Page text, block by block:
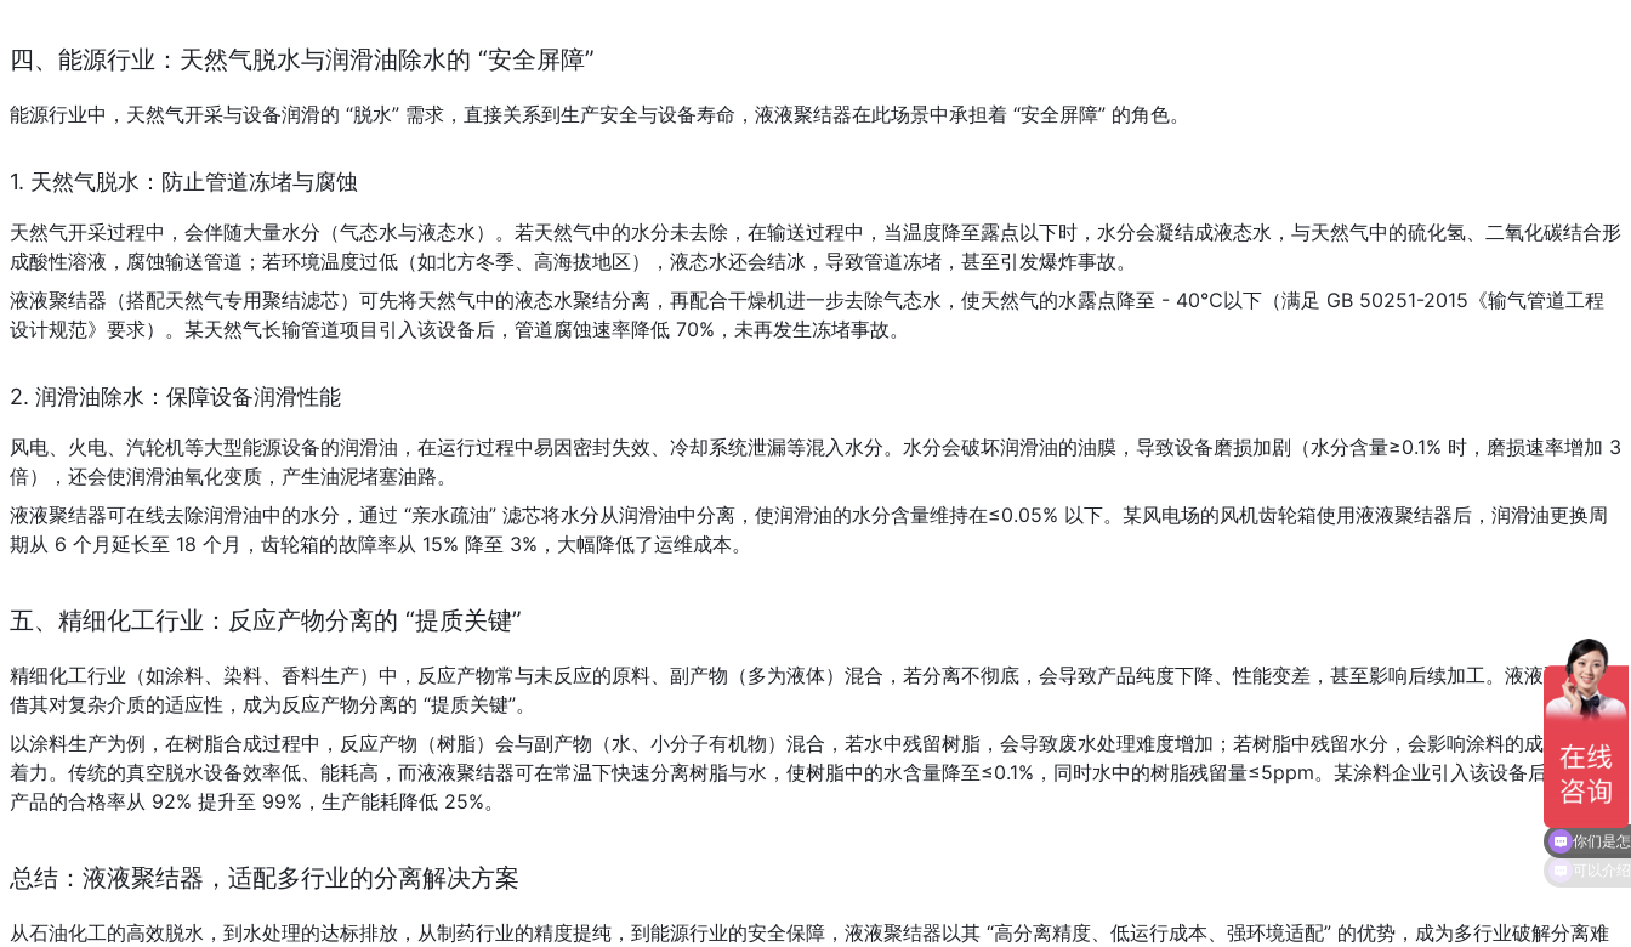
四、能源行业：天然气脱水与润滑油除水的 “安全屏障”
能源行业中，天然气开采与设备润滑的 “脱水” 需求，直接关系到生产安全与设备寿命，液液聚结器在此场景中承担着 “安全屏障” 的角色。
1. 天然气脱水：防止管道冻堵与腐蚀
天然气开采过程中，会伴随大量水分（气态水与液态水）。若天然气中的水分未去除，在输送过程中，当温度降至露点以下时，水分会凝结成液态水，与天然气中的硫化氢、二氧化碳结合形
成酸性溶液，腐蚀输送管道；若环境温度过低（如北方冬季、高海拔地区），液态水还会结冰，导致管道冻堵，甚至引发爆炸事故。
液液聚结器（搭配天然气专用聚结滤芯）可先将天然气中的液态水聚结分离，再配合干燥机进一步去除气态水，使天然气的水露点降至 - 40℃以下（满足 GB 50251-2015《输气管道工程
设计规范》要求）。某天然气长输管道项目引入该设备后，管道腐蚀速率降低 70%，未再发生冻堵事故。
2. 润滑油除水：保障设备润滑性能
风电、火电、汽轮机等大型能源设备的润滑油，在运行过程中易因密封失效、冷却系统泄漏等混入水分。水分会破坏润滑油的油膜，导致设备磨损加剧（水分含量≥0.1% 时，磨损速率增加 3
倍），还会使润滑油氧化变质，产生油泥堵塞油路。
液液聚结器可在线去除润滑油中的水分，通过 “亲水疏油” 滤芯将水分从润滑油中分离，使润滑油的水分含量维持在≤0.05% 以下。某风电场的风机齿轮箱使用液液聚结器后，润滑油更换周
期从 6 个月延长至 18 个月，齿轮箱的故障率从 15% 降至 3%，大幅降低了运维成本。
五、精细化工行业：反应产物分离的 “提质关键”
精细化工行业（如涂料、染料、香料生产）中，反应产物常与未反应的原料、副产物（多为液体）混合，若分离不彻底，会导致产品纯度下降、性能变差，甚至影响后续加工。液液聚结器凭
借其对复杂介质的适应性，成为反应产物分离的 “提质关键”。
以涂料生产为例，在树脂合成过程中，反应产物（树脂）会与副产物（水、小分子有机物）混合，若水中残留树脂，会导致废水处理难度增加；若树脂中残留水分，会影响涂料的成膜性与附
着力。传统的真空脱水设备效率低、能耗高，而液液聚结器可在常温下快速分离树脂与水，使树脂中的水含量降至≤0.1%，同时水中的树脂残留量≤5ppm。某涂料企业引入该设备后，树脂
产品的合格率从 92% 提升至 99%，生产能耗降低 25%。
总结：液液聚结器，适配多行业的分离解决方案
从石油化工的高效脱水，到水处理的达标排放，从制药行业的精度提纯，到能源行业的安全保障，液液聚结器以其 “高分离精度、低运行成本、强环境适配” 的优势，成为多行业破解分离难
你们是